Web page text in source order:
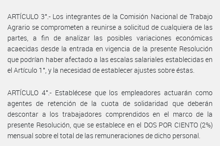
ARTÍCULO 3°.- Los integrantes de la Comisión Nacional de Trabajo
Agrario se comprometen a reunirse a solicitud de cualquiera de las
partes, a fin de analizar las posibles variaciones económicas
acaecidas desde la entrada en vigencia de la presente Resolución
que podrían haber afectado a las escalas salariales establecidas en
el Artículo 1°, y la necesidad de establecer ajustes sobre éstas.
ARTÍCULO 4°.- Establécese que los empleadores actuarán como
agentes de retención de la cuota de solidaridad que deberán
descontar a los trabajadores comprendidos en el marco de la
presente Resolución, que se establece en el DOS POR CIENTO (2%)
mensual sobre el total de las remuneraciones de dicho personal.